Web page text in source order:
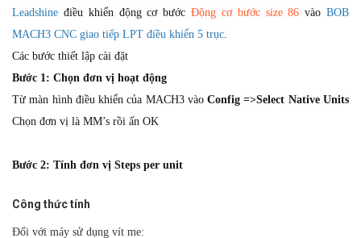
Leadshine điều khiển động cơ bước Động cơ bước size 86 vàoBOB
MACH3 CNC giao tiếp LPT điều khiển 5 trục.
Các bước thiết lập cài đặt
Bước 1: Chọn đơn vị hoạt động
Từ màn hình điều khiển của MACH3 vàoConfig =>Select Native Units
Chọn đơn vị là MM’s rồi ấn OK
Bước 2: Tính đơn vị Steps per unit
Công thức tính
Đối với máy sử dụng vít me: